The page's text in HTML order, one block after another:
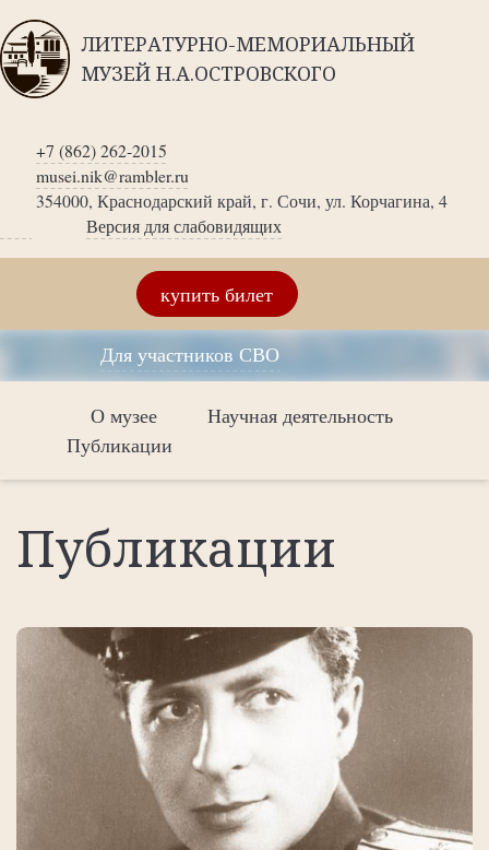
ЛИТЕРАТУРНО-МЕМОРИАЛЬНЫЙ
МУЗЕЙ Н.А.ОСТРОВСКОГО
+7 (862) 262-2015
musei.nik@rambler.ru
354000, Краснодарский край, г. Сочи, ул. Корчагина, 4
Версия для слабовидящих
купить билет
Для участников СВО
О музее
Научная деятельность
Публикации
Публикации